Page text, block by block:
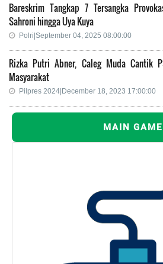
Bareskrim Tangkap 7 Tersangka
Sahroni hingga Uya Kuya
Polri|September 04, 2025 08:00:00
Rizka Putri Abner, Caleg Muda Cantik
Masyarakat
Pilpres 2024|December 18, 2023 17:00:00
MAIN GAME